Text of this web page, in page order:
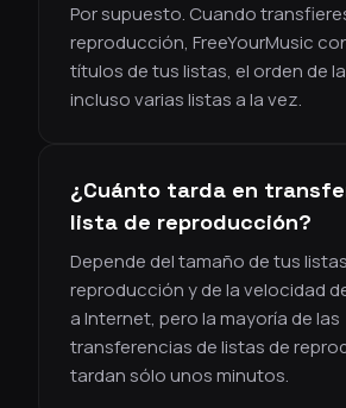
Por supuesto. Cuando
reproducción, FreeYourMusic
títulos de tus listas, el orden de
incluso varias listas a la vez.
¿Cuánto tarda en
lista de reproducción?
Depende del tamaño de tus
reproducción y de la velocidad
a Internet, pero la mayoría de las
transferencias de listas de
tardan sólo unos minutos.